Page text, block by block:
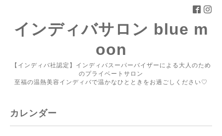
インディバサロン blue m
oon
【インディバ社認定】インディバスーパーバイザーによる大人のため
のプライベートサロン
至福の温熱美容インディバで温かなひとときをお過ごしください♡
カレンダー